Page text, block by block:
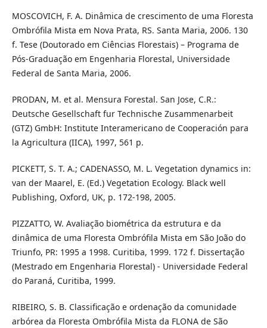
MOSCOVICH, F. A. Dinâmica de crescimento de uma Floresta
Ombrófila Mista em Nova Prata, RS. Santa Maria, 2006. 130
f. Tese (Doutorado em Ciências Florestais) – Programa de
Pós-Graduação em Engenharia Florestal, Universidade
Federal de Santa Maria, 2006.
PRODAN, M. et al. Mensura Forestal. San Jose, C.R.:
Deutsche Gesellschaft fur Technische Zusammenarbeit
(GTZ) GmbH: Institute Interamericano de Cooperación para
la Agricultura (IICA), 1997, 561 p.
PICKETT, S. T. A.; CADENASSO, M. L. Vegetation dynamics in:
van der Maarel, E. (Ed.) Vegetation Ecology. Black well
Publishing, Oxford, UK, p. 172-198, 2005.
PIZZATTO, W. Avaliação biométrica da estrutura e da
dinâmica de uma Floresta Ombrófila Mista em São João do
Triunfo, PR: 1995 a 1998. Curitiba, 1999. 172 f. Dissertação
(Mestrado em Engenharia Florestal) - Universidade Federal
do Paraná, Curitiba, 1999.
RIBEIRO, S. B. Classificação e ordenação da comunidade
arbórea da Floresta Ombrófila Mista da FLONA de São